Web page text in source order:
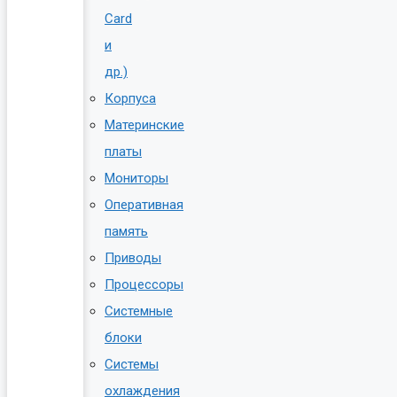
Card
и
др.)
Корпуса
Материнские
платы
Мониторы
Оперативная
память
Приводы
Процессоры
Системные
блоки
Системы
охлаждения